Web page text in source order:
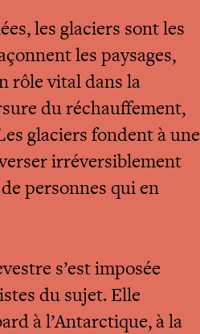
les glaciers sont les
les paysages,
rôle vital dans la
du réchauffement,
glaciers fondent à une
irréversiblement
personnes qui en
s’est imposée
du sujet. Elle
à l’Antarctique, à la